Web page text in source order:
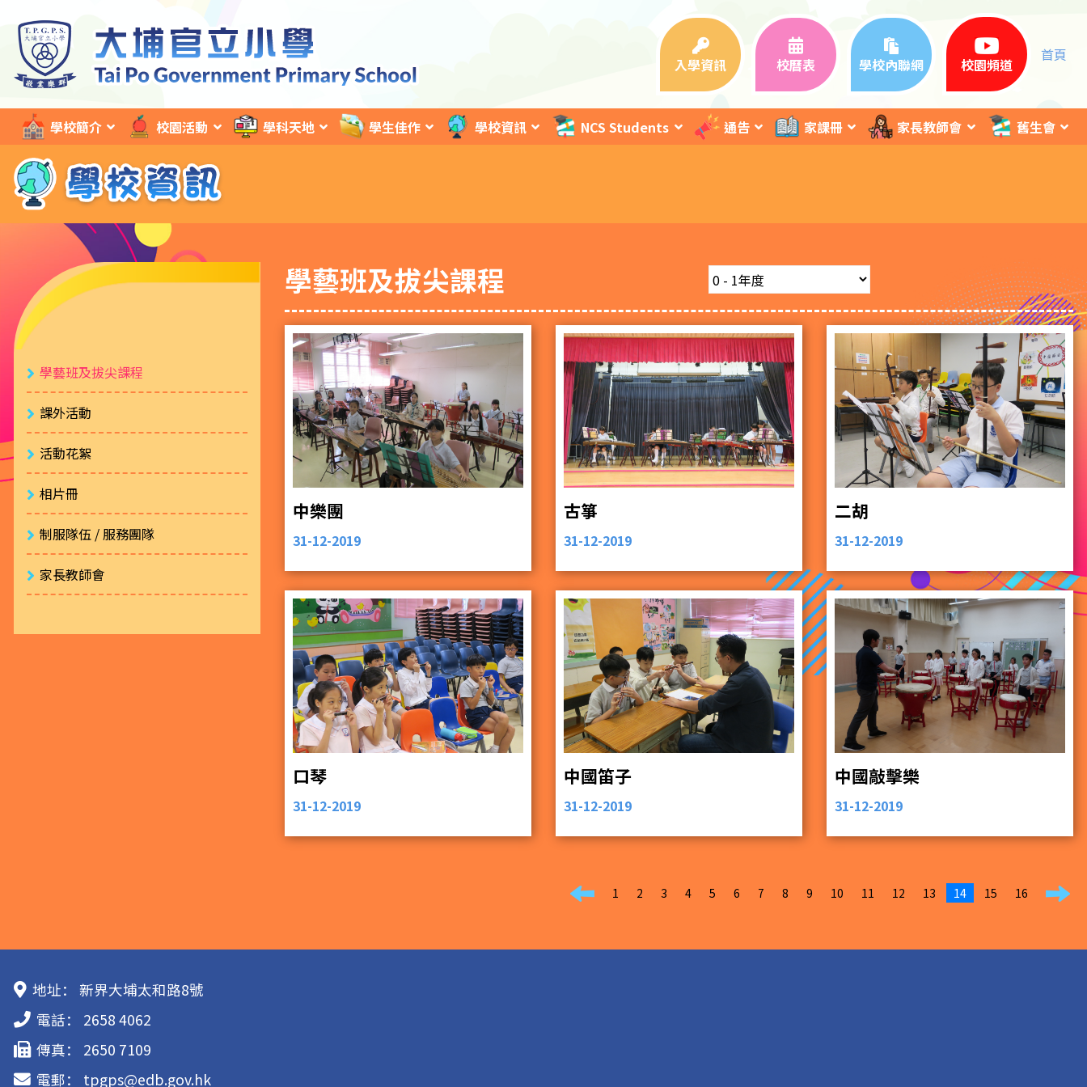
入學資訊 校曆表 學校內聯網 校園頻道
首頁
學校簡介 校園活動 學科天地 學生佳作 學校資訊 NCS Students 通告 家課冊 家長教師會 舊生會
學藝班及拔尖課程
課外活動
活動花絮
相片冊
制服隊伍 / 服務團隊
家長教師會
學藝班及拔尖課程
中樂團
31-12-2019
古箏
31-12-2019
二胡
31-12-2019
口琴
31-12-2019
中國笛子
31-12-2019
中國敲擊樂
31-12-2019
1 2 3 4 5 6 7 8 9 10 11 12 13 14 15 16
地址：
新界大埔太和路8號
電話：
2658 4062
傳真：
2650 7109
電郵：
tpgps@edb.gov.hk